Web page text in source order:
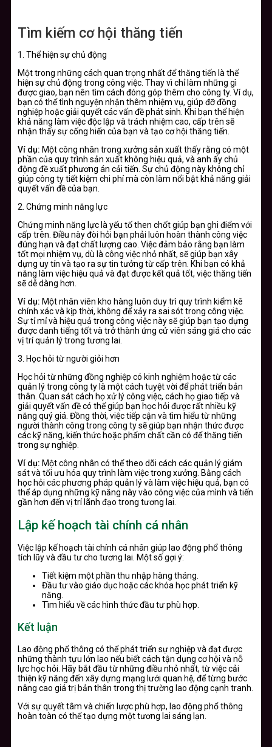
Tìm kiếm cơ hội thăng tiến
1. Thể hiện sự chủ động
Một trong những cách quan trọng nhất để thăng tiến là thể
hiện sự chủ động trong công việc. Thay vì chỉ làm những gì
được giao, bạn nên tìm cách đóng góp thêm cho công ty. Ví dụ,
bạn có thể tình nguyện nhận thêm nhiệm vụ, giúp đỡ đồng
nghiệp hoặc giải quyết các vấn đề phát sinh. Khi bạn thể hiện
khả năng làm việc độc lập và trách nhiệm cao, cấp trên sẽ
nhận thấy sự cống hiến của bạn và tạo cơ hội thăng tiến.
Ví dụ: Một công nhân trong xưởng sản xuất thấy rằng có một
phần của quy trình sản xuất không hiệu quả, và anh ấy chủ
động đề xuất phương án cải tiến. Sự chủ động này không chỉ
giúp công ty tiết kiệm chi phí mà còn làm nổi bật khả năng giải
quyết vấn đề của bạn.
2. Chứng minh năng lực
Chứng minh năng lực là yếu tố then chốt giúp bạn ghi điểm với
cấp trên. Điều này đòi hỏi bạn phải luôn hoàn thành công việc
đúng hạn và đạt chất lượng cao. Việc đảm bảo rằng bạn làm
tốt mọi nhiệm vụ, dù là công việc nhỏ nhất, sẽ giúp bạn xây
dựng uy tín và tạo ra sự tin tưởng từ cấp trên. Khi bạn có khả
năng làm việc hiệu quả và đạt được kết quả tốt, việc thăng tiến
sẽ dễ dàng hơn.
Ví dụ: Một nhân viên kho hàng luôn duy trì quy trình kiểm kê
chính xác và kịp thời, không để xảy ra sai sót trong công việc.
Sự tỉ mỉ và hiệu quả trong công việc này sẽ giúp bạn tạo dựng
được danh tiếng tốt và trở thành ứng cử viên sáng giá cho các
vị trí quản lý trong tương lai.
3. Học hỏi từ người giỏi hơn
Học hỏi từ những đồng nghiệp có kinh nghiệm hoặc từ các
quản lý trong công ty là một cách tuyệt vời để phát triển bản
thân. Quan sát cách họ xử lý công việc, cách họ giao tiếp và
giải quyết vấn đề có thể giúp bạn học hỏi được rất nhiều kỹ
năng quý giá. Đồng thời, việc tiếp cận và tìm hiểu từ những
người thành công trong công ty sẽ giúp bạn nhận thức được
các kỹ năng, kiến thức hoặc phẩm chất cần có để thăng tiến
trong sự nghiệp.
Ví dụ: Một công nhân có thể theo dõi cách các quản lý giám
sát và tối ưu hóa quy trình làm việc trong xưởng. Bằng cách
học hỏi các phương pháp quản lý và làm việc hiệu quả, bạn có
thể áp dụng những kỹ năng này vào công việc của mình và tiến
gần hơn đến vị trí lãnh đạo trong tương lai.
Lập kế hoạch tài chính cá nhân
Việc lập kế hoạch tài chính cá nhân giúp lao động phổ thông
tích lũy và đầu tư cho tương lai. Một số gợi ý:
Tiết kiệm một phần thu nhập hàng tháng.
Đầu tư vào giáo dục hoặc các khóa học phát triển kỹ
năng.
Tìm hiểu về các hình thức đầu tư phù hợp.
Kết luận
Lao động phổ thông có thể phát triển sự nghiệp và đạt được
những thành tựu lớn lao nếu biết cách tận dụng cơ hội và nỗ
lực học hỏi. Hãy bắt đầu từ những điều nhỏ nhất, từ việc cải
thiện kỹ năng đến xây dựng mạng lưới quan hệ, để từng bước
nâng cao giá trị bản thân trong thị trường lao động cạnh tranh.
Với sự quyết tâm và chiến lược phù hợp, lao động phổ thông
hoàn toàn có thể tạo dựng một tương lai sáng lạn.